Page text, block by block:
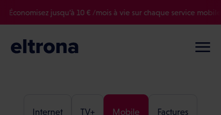
Économisez jusqu’à 10 € /mois à vie sur chaque service
Internet TV+ Mobile Factures